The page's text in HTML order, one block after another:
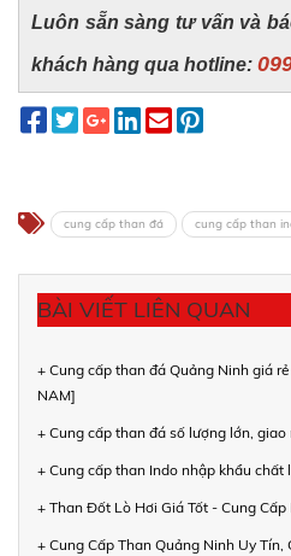
Luôn sẵn sàng tư vấn và
khách hàng qua hotline:
cung cấp than đá cung cấp than
BÀI VIẾT LIÊN QUAN
+ Cung cấp than đá Quảng Ninh giá
NAM]
+ Cung cấp than đá số lượng lớn,
+ Cung cấp than Indo nhập khẩu
+ Than Đốt Lò Hơi Giá Tốt - Cung
+ Cung Cấp Than Quảng Ninh Uy Tín,